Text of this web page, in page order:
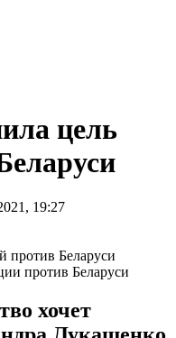
цель
19:27
против Беларуси
хочет